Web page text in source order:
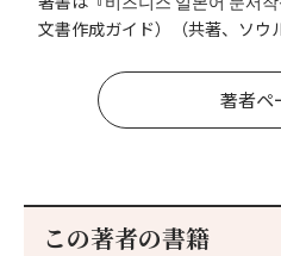
文書作成ガイド）（共著、ソウ
著者ペ
この著者の書籍